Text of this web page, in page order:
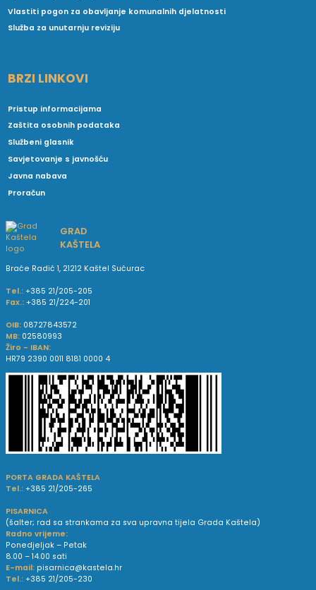
Vlastiti pogon za obavljanje komunalnih djelatnosti
Služba za unutarnju reviziju
BRZI LINKOVI
Pristup informacijama
Zaštita osobnih podataka
Službeni glasnik
Savjetovanje s javnošću
Javna nabava
Proračun
GRAD
KAŠTELA
Braće Radić 1, 21212 Kaštel Sućurac
Tel.: +385 21/205-205
Fax.: +385 21/224-201
OIB: 08727843572
MB: 02580993
Žiro - IBAN:
HR79 2390 0011 8181 0000 4
PORTA GRADA KAŠTELA
Tel.: +385 21/205-265
PISARNICA
(šalter; rad sa strankama za sva upravna tijela Grada Kaštela)
Radno vrijeme:
Ponedjeljak – Petak
8.00 – 14.00 sati
E-mail: pisarnica@kastela.hr
Tel.: +385 21/205-230